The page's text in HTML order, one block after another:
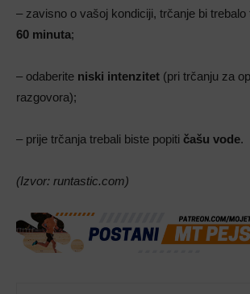
– zavisno o vašoj kondiciji, trčanje bi trebalo
60 minuta;
– odaberite niski intenzitet (pri trčanju za
razgovora);
– prije trčanja trebali biste popiti čašu vode.
(Izvor: runtastic.com)